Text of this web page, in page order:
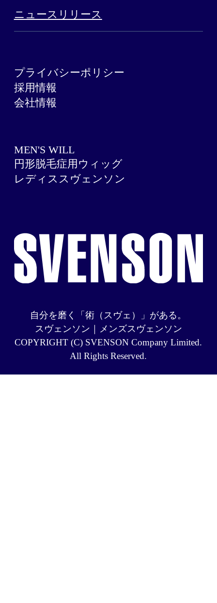
ニュースリリース
プライバシーポリシー
採用情報
会社情報
MEN'S WILL
円形脱毛症用ウィッグ
レディススヴェンソン
自分を磨く「術（スヴェ）」がある。
スヴェンソン｜メンズスヴェンソン
COPYRIGHT (C) SVENSON Company Limited.
All Rights Reserved.